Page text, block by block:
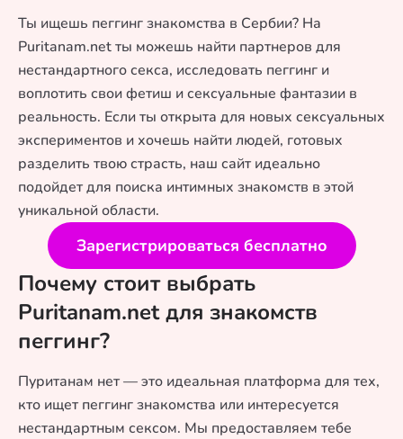
Ты ищешь пеггинг знакомства в Сербии? На
Puritanam.net ты можешь найти партнеров для
нестандартного секса, исследовать пеггинг и
воплотить свои фетиш и сексуальные фантазии в
реальность. Если ты открыта для новых сексуальных
экспериментов и хочешь найти людей, готовых
разделить твою страсть, наш сайт идеально
подойдет для поиска интимных знакомств в этой
уникальной области.
Зарегистрироваться бесплатно
Почему стоит выбрать
Puritanam.net для знакомств
пеггинг?
Пуританам нет — это идеальная платформа для тех,
кто ищет пеггинг знакомства или интересуется
нестандартным сексом. Мы предоставляем тебе